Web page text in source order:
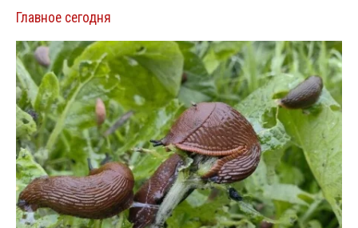
Главное сегодня